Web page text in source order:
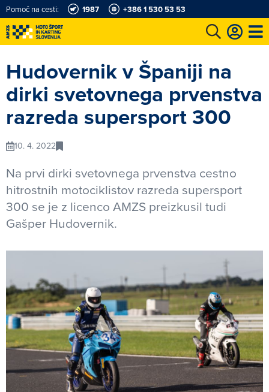
Pomoč na cesti: 1987 +386 1 530 53 53
Hudovernik v Španiji na
dirki svetovnega prvenstva
razreda supersport 300
10. 4. 2022
Na prvi dirki svetovnega prvenstva cestno
hitrostnih motociklistov razreda supersport
300 se je z licenco AMZS preizkusil tudi
Gašper Hudovernik.